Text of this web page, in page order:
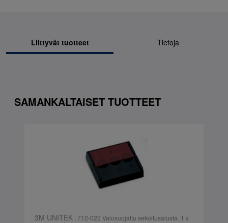
Liittyvät tuotteet Tietoja
SAMANKALTAISET TUOTTEET
3M UNITEK| 712-022 Valosuojattu sekoitusalusta. 1 x